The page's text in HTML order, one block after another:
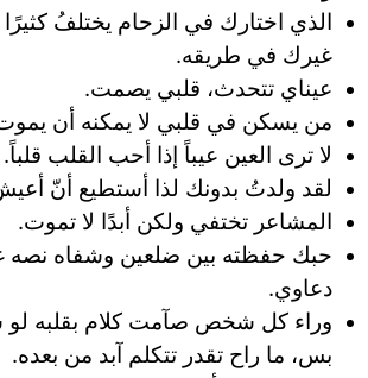
الذي اختارك في الزحام يختلفُ
غيرك في طريقه.
عيناي تتحدث، قلبي يصمت.
من يسكن في قلبي لا يمكنه أن
لا ترى العين عيباً إذا أحب القلب قلباً.
لقد ولدتُ بدونك لذا أستطيع أنّ
المشاعر تختفي ولكن أبدًا لا تموت.
حبك حفظته بين ضلعين وشفاه نصه
دعاوي.
وراء كل شخص صآمت كلام بقلبه
بس، ما راح تقدر تتكلم آبد من بعده.